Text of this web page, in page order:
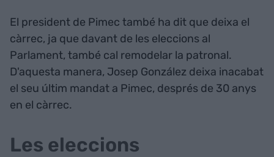
El president de Pimec també ha dit que deixa el
càrrec, ja que davant de les eleccions al
Parlament, també cal remodelar la patronal.
D'aquesta manera, Josep González deixa inacabat
el seu últim mandat a Pimec, després de 30 anys
en el càrrec.
Les eleccions